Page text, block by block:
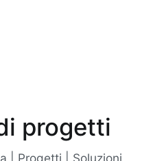
progetti
| Progetti | Soluzioni